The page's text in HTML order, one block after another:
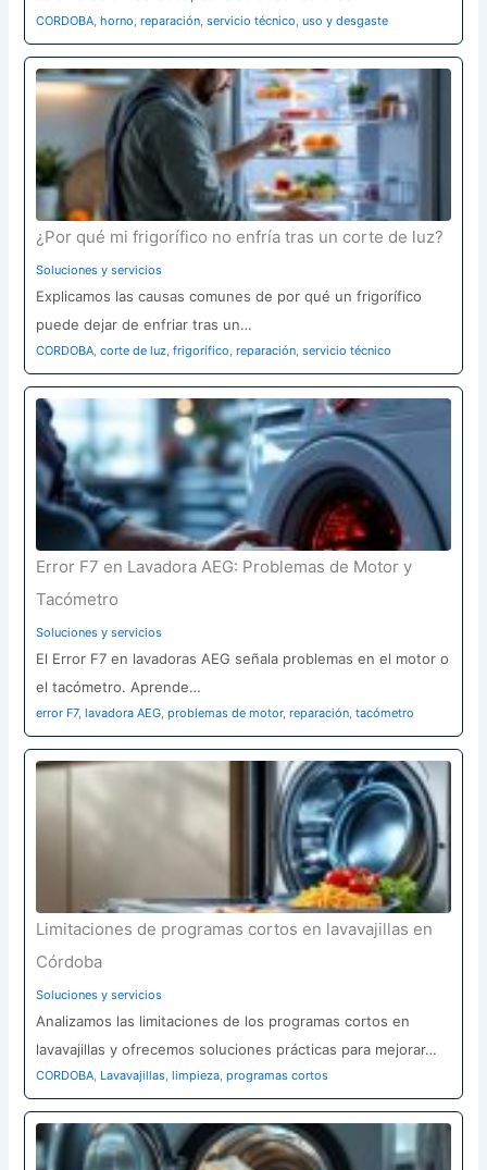
CORDOBA,horno,reparación,servicio técnico,uso y desgaste
¿Por qué mi frigorífico no enfría tras un corte de luz?
Soluciones y servicios
Explicamos las causas comunes de por qué un frigorífico
puede dejar de enfriar tras un…
CORDOBA,corte de luz,frigorífico,reparación,servicio técnico
Error F7 en Lavadora AEG: Problemas de Motor y
Tacómetro
Soluciones y servicios
El Error F7 en lavadoras AEG señala problemas en el motor o
el tacómetro. Aprende…
error F7,lavadora AEG,problemas de motor,reparación,tacómetro
Limitaciones de programas cortos en lavavajillas en
Córdoba
Soluciones y servicios
Analizamos las limitaciones de los programas cortos en
lavavajillas y ofrecemos soluciones prácticas para mejorar…
CORDOBA, Lavavajillas,limpieza,programas cortos